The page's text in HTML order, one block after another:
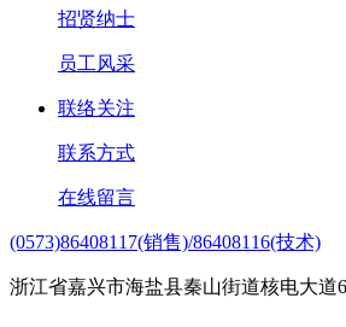
招贤纳士
员工风采
联络关注
联系方式
在线留言
(0573)86408117(销售)/86408116(技术)
浙江省嘉兴市海盐县秦山街道核电大道